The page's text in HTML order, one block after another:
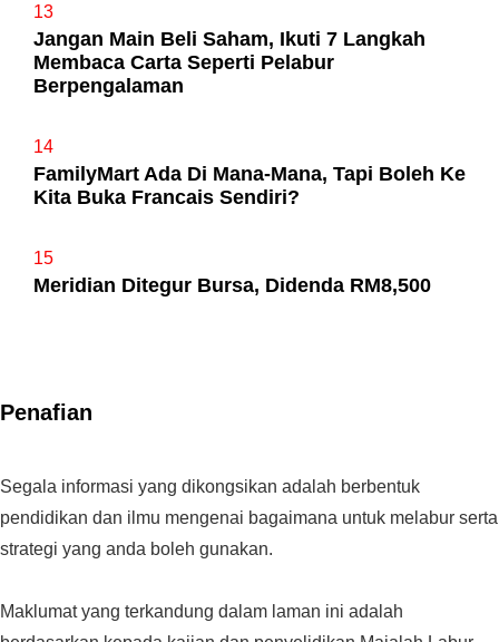
13
Jangan Main Beli Saham, Ikuti 7 Langkah
Membaca Carta Seperti Pelabur
Berpengalaman
14
FamilyMart Ada Di Mana-Mana, Tapi Boleh Ke
Kita Buka Francais Sendiri?
15
Meridian Ditegur Bursa, Didenda RM8,500
Penafian
Segala informasi yang dikongsikan adalah berbentuk
pendidikan dan ilmu mengenai bagaimana untuk melabur serta
strategi yang anda boleh gunakan.
Maklumat yang terkandung dalam laman ini adalah